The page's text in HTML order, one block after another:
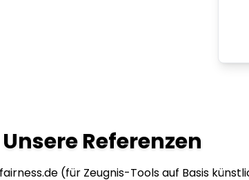
Unsere Referenzen
(für Zeugnis-Tools auf Basis